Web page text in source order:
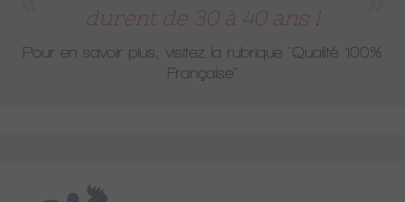
durent de 30 à 40 ans !
Pour en savoir plus, visitez la rubrique "Qualité 100%
Française"